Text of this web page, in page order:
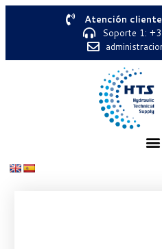
Atención cliente
Soporte 1: